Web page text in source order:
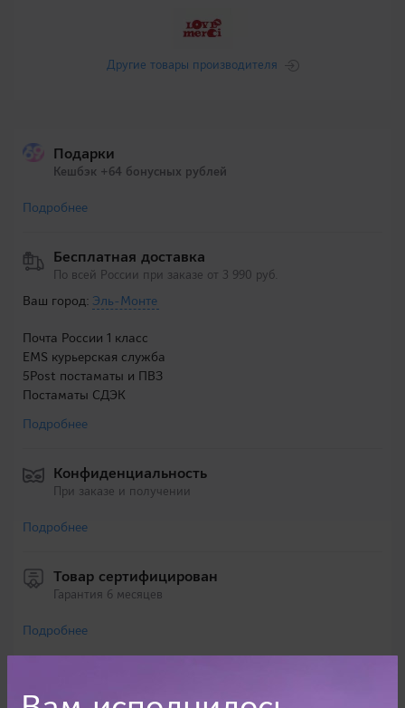
Другие товары производителя
Подарки
Кешбэк +64 бонусных рублей
Подробнее
Бесплатная доставка
По всей России при заказе от 3 990 руб.
Ваш город: Эль-Монте
Почта России 1 класс
EMS курьерская служба
5Post постаматы и ПВЗ
Постаматы СДЭК
Подробнее
Конфиденциальность
При заказе и получении
Подробнее
Товар сертифицирован
Гарантия 6 месяцев
Подробнее